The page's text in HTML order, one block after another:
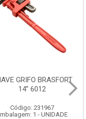
GRIFO BRASFORT
14” 6012
Código: 231967
1 - UNIDADE